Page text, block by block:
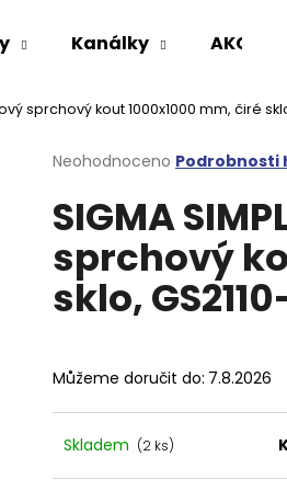
Kanálky AKCE %
sprchový kout 1000x1000 mm, čiré
Průměrné
produktu
je
z
5
hvězdiček.
Neohodnoceno Podrobnosti
SIGMA
sprchový
sklo,
Můžeme doručit do: 7.8.2026
Skladem (2 ks)
najít?
HLEDAT
1000 MM VOLCANO